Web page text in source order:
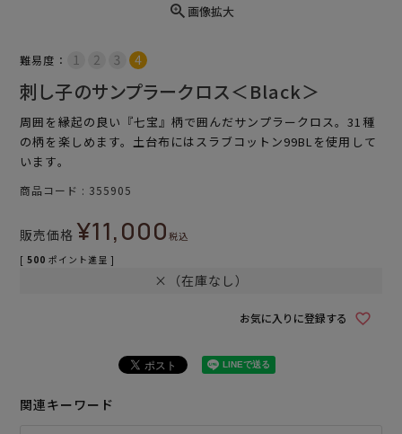
画像拡大
難易度：
刺し子のサンプラークロス＜Black＞
周囲を縁起の良い『七宝』柄で囲んだサンプラークロス。31種
の柄を楽しめます。土台布にはスラブコットン99BLを使用して
います。
商品コード 355905
販売価格 ¥11,000税込
[ 500 ポイント進呈 ]
×（在庫なし）
お気に入りに登録する
関連キーワード